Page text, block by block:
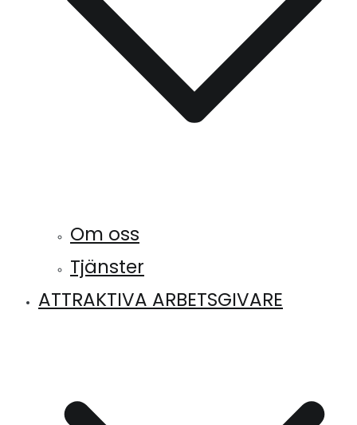
Om oss
Tjänster
ATTRAKTIVA ARBETSGIVARE